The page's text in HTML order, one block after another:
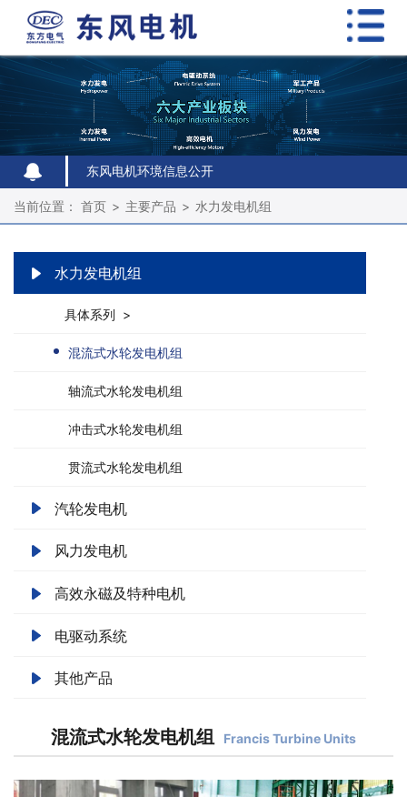
东风电机环境信息公开
东风电机环境信息公开
东风电机环境信息公开
当前位置： 首页 > 主要产品 > 水力发电机组
水力发电机组
具体系列 >
混流式水轮发电机组
轴流式水轮发电机组
冲击式水轮发电机组
贯流式水轮发电机组
汽轮发电机
风力发电机
高效永磁及特种电机
电驱动系统
其他产品
混流式水轮发电机组 Francis Turbine Units